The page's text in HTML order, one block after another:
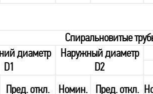
Спиральновитые
диаметр
D1
Наружный диаметр
D2
Пред. откл. Номин. Пред. откл.